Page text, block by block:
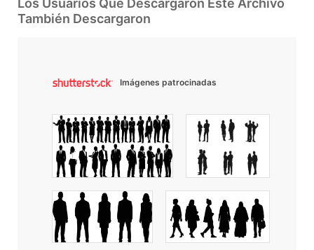
Los Usuarios Que Descargaron Este Archivo
También Descargaron
Imágenes patrocinadas